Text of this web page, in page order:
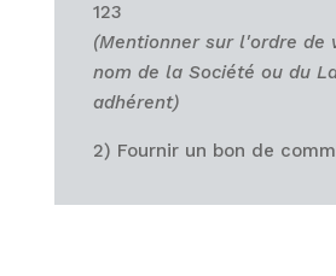
123
(Mentionner sur l'ordre de
nom de la Société ou du
adhérent)
2) Fournir un bon de